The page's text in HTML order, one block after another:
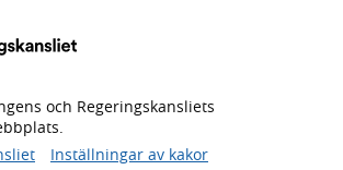
och Regeringskansliets
Inställningar av kakor